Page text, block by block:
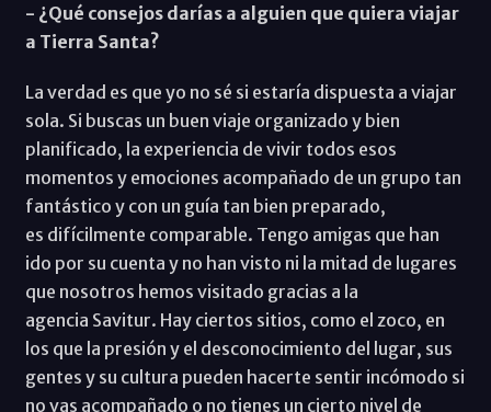
- ¿Qué consejos darías a alguien que quiera viajar
a Tierra Santa?
La verdad es que yo no sé si estaría dispuesta a viajar
sola. Si buscas un buen viaje organizado y bien
planificado, la experiencia de vivir todos esos
momentos y emociones acompañado de un grupo tan
fantástico y con un guía tan bien preparado,
es difícilmente comparable. Tengo amigas que han
ido por su cuenta y no han visto ni la mitad de lugares
que nosotros hemos visitado gracias a la
agencia Savitur. Hay ciertos sitios, como el zoco, en
los que la presión y el desconocimiento del lugar, sus
gentes y su cultura pueden hacerte sentir incómodo si
no vas acompañado o no tienes un cierto nivel de